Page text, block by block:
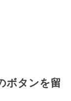
ボタンを留